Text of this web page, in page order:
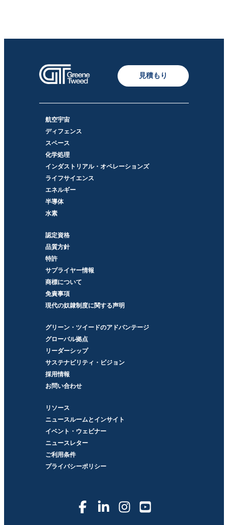
見積もり
航空宇宙
ディフェンス
スペース
化学処理
インダストリアル・オペレーションズ
ライフサイエンス
エネルギー
半導体
水素
認定資格
品質方針
特許
サプライヤー情報
商標について
免責事項
現代の奴隷制度に関する声明
グリーン・ツイードのアドバンテージ
グローバル拠点
リーダーシップ
サステナビリティ・ビジョン
採用情報
お問い合わせ
リソース
ニュースルームとインサイト
イベント・ウェビナー
ニュースレター
ご利用条件
プライバシーポリシー